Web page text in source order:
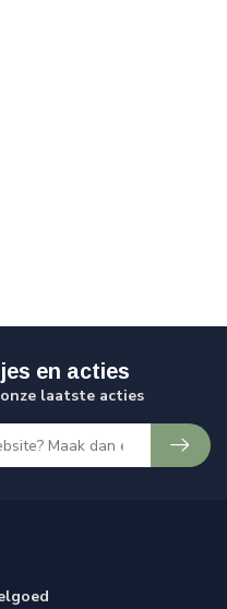
en acties
laatste acties